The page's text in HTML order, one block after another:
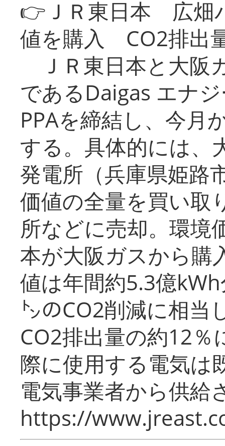
👉ＪＲ東日本 広畑
値を購入 CO2排出
ＪＲ東日本と大阪
であるDaigas エナ
PPAを締結し、今月
する。具体的には、
発電所（兵庫県姫路
価値の全量を買い取
所などに売却。環境
本が大阪ガスから購
値は年間約5.3億
㌧のCO2削減に相当
CO2排出量の約12％
際に使用する電気は
電気事業者から供給
https://